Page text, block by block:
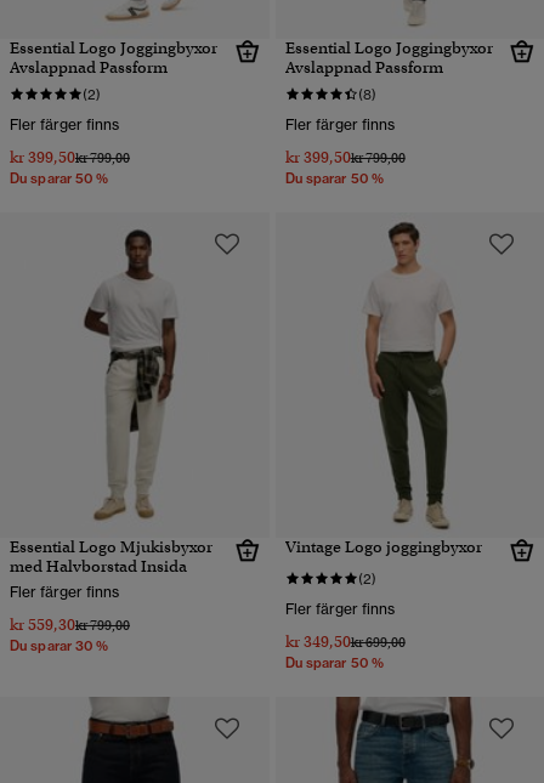
Essential Logo Joggingbyxor
Avslappnad Passform
(2)
Fler färger finns
kr 399,50Pris reducerat från
kr 799,00till
Du sparar 50 %
Essential Logo Joggingbyxor
Avslappnad Passform
(8)
Fler färger finns
kr 399,50Pris reducerat från
kr 799,00till
Du sparar 50 %
Essential Logo Mjukisbyxor
med Halvborstad Insida
Fler färger finns
kr 559,30Pris reducerat från
kr 799,00till
Du sparar 30 %
Vintage Logo joggingbyxor
(2)
Fler färger finns
kr 349,50Pris reducerat från
kr 699,00till
Du sparar 50 %